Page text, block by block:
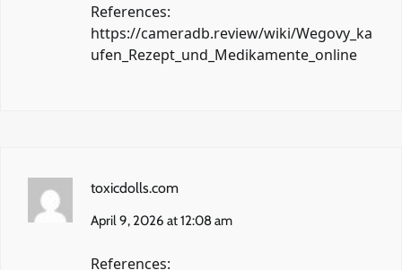
References:
https://cameradb.review/wiki/Wegovy_ka
ufen_Rezept_und_Medikamente_online
toxicdolls.com
April 9, 2026 at 12:08 am
References: